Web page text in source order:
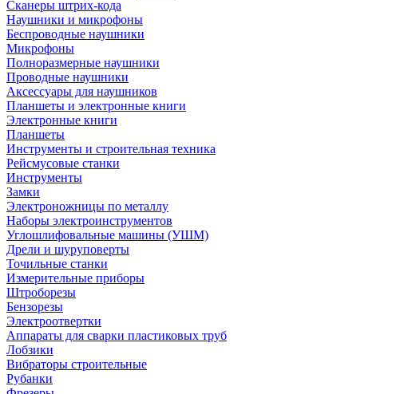
Сканеры штрих-кода
Наушники и микрофоны
Беспроводные наушники
Микрофоны
Полноразмерные наушники
Проводные наушники
Аксессуары для наушников
Планшеты и электронные книги
Электронные книги
Планшеты
Инструменты и строительная техника
Рейсмусовые станки
Инструменты
Замки
Электроножницы по металлу
Наборы электроинструментов
Углошлифовальные машины (УШМ)
Дрели и шуруповерты
Точильные станки
Измерительные приборы
Штроборезы
Бензорезы
Электроотвертки
Аппараты для сварки пластиковых труб
Лобзики
Вибраторы строительные
Рубанки